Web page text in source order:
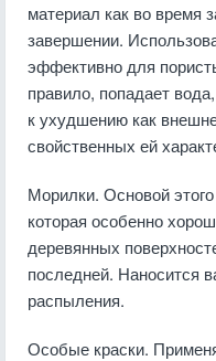
материал как во время
завершении.
эффективно для
правило, попадает
к ухудшению как
свойственных ей
Морилки. Основой
которая особенно
деревянных
последней. Наносится
распыления.
Особые краски.